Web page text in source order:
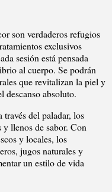
son verdaderos refugios
exclusivos
sesión está pensada
al cuerpo. Se podrán
que revitalizan la piel y
descanso absoluto.
través del paladar, los
y llenos de sabor. Con
y locales, los
jugos naturales y
un estilo de vida